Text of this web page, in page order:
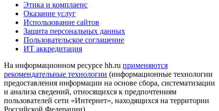
Этика и комплаенс
Оказание услуг
Использование сайтов
Защита персональных данных
Пользовательское соглашение
ИТ аккредитация
На информационном ресурсе hh.ru применяются
рекомендательные технологии (информационные технологии
предоставления информации на основе сбора, систематизации
и анализа сведений, относящихся к предпочтениям
пользователей сети «Интернет», находящихся на территории